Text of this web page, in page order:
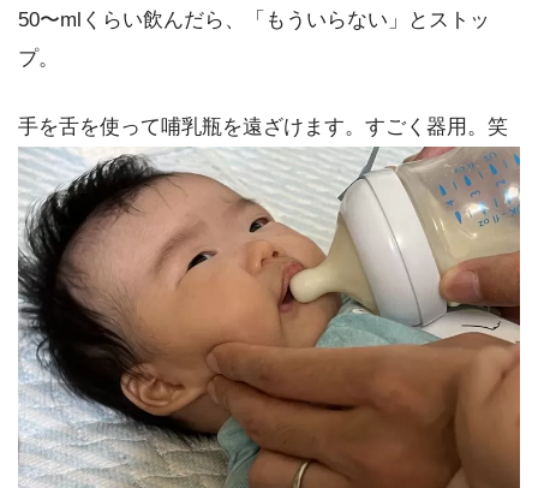
50〜mlくらい飲んだら、「もういらない」とストッ
プ。
手を舌を使って哺乳瓶を遠ざけます。すごく器用。笑